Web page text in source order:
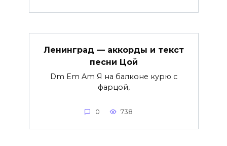
Ленинград — аккорды и текст
песни Цой
Dm Em Am Я на балконе курю с
фарцой,
0 738